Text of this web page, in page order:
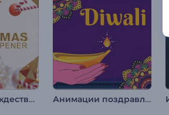
Заставка "Рождественские игрушки" Анимации поздравления с Дивали